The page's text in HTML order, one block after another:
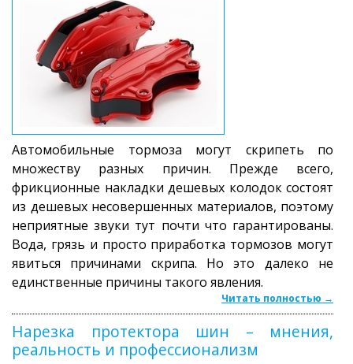
Автомобильные тормоза могут скрипеть по
множеству разных причин. Прежде всего,
фрикционные накладки дешевых колодок состоят
из дешевых несовершенных материалов, поэтому
неприятные звуки тут почти что гарантированы.
Вода, грязь и просто приработка тормозов могут
явиться причинами скрипа. Но это далеко не
единственные причины такого явления.
Читать полностью →
Нарезка протектора шин – мнения,
реальность и профессионализм